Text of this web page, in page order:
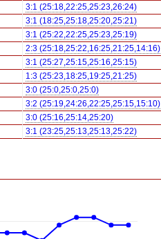
3:1 (25:18,22:25,25:23,26:24)
3:1 (18:25,25:18,25:20,25:21)
3:1 (25:22,22:25,25:23,25:19)
2:3 (25:18,25:22,16:25,21:25,14:16)
3:1 (25:27,25:15,25:16,25:15)
1:3 (25:23,18:25,19:25,21:25)
3:0 (25:0,25:0,25:0)
3:2 (25:19,24:26,22:25,25:15,15:10)
3:0 (25:16,25:14,25:20)
3:1 (23:25,25:13,25:13,25:22)